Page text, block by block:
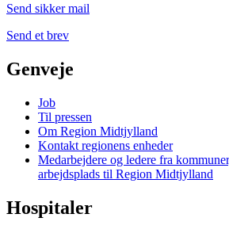
Send sikker mail
Send et brev
Genveje
Job
Til pressen
Om Region Midtjylland
Kontakt regionens enheder
Medarbejdere og ledere fra
arbejdsplads til Region Midtjylland
Hospitaler